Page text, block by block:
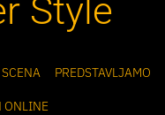
Style
PREDSTAVLJAMO
ONLINE